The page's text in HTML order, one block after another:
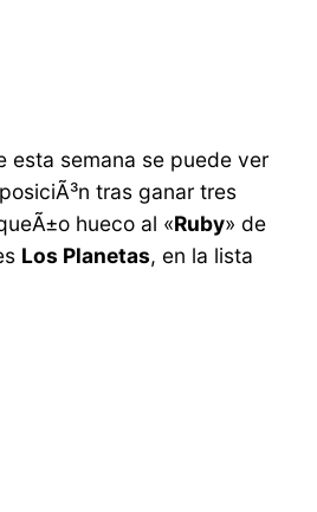
esta semana se puede ver
tras ganar tres
hueco al «Ruby» de
Los Planetas, en la lista